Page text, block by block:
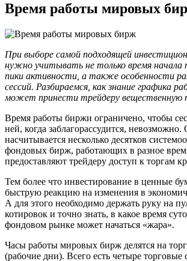
Время работы мировых
При выборе самой подходящей
нужно учитывать не только время начала
пики активности, а также особенности
сессий. Разбираемся, как знание графика
может принести трейдеру вещественную
Время работы биржи ограничено, чтобы
ней, когда заблагорассудится,
насчитывается несколько десятков
фондовых бирж, работающих в разное
предоставляют трейдеру доступ к торгам
Тем более что инвестирование в ценные
быструю реакцию на изменения в
А для этого необходимо держать руку на
котировок и точно знать, в какое время
фондовом рынке может начаться «жара».
Часы работы мировых бирж делятся на
(рабочие дни). Всего есть четыре торговые